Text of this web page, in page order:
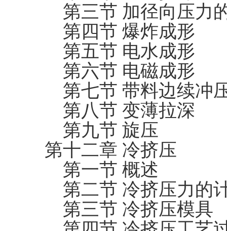
第三节 加径向压力
第四节 爆炸成形
第五节 电水成形
第六节 电磁成形
第七节 带料边续冲
第八节 变薄拉深
第九节 旋压
第十二章 冷挤压
第一节 概述
第二节 冷挤压力的
第三节 冷挤压模具